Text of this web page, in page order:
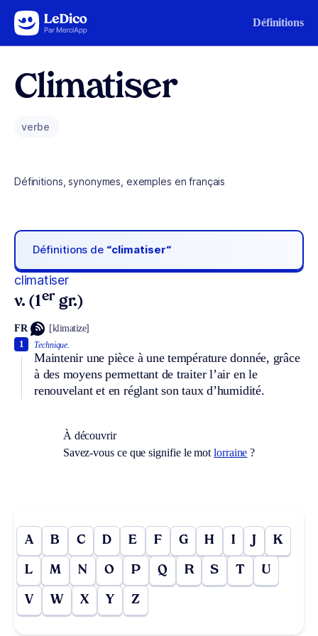
Aller au contenu Définitions
Climatiser
verbe
Définitions, synonymes, exemples en français
Définitions de “climatiser“
climatiser
v. (1er gr.)
FR [klimatize]
Technique.
Maintenir une pièce à une température donnée, grâce
à des moyens permettant de traiter l’air en le
renouvelant et en réglant son taux d’humidité.
1
À découvrir
Savez-vous ce que signifie le motlorraine ?
A B C D E F G H I J K
L M N O P Q R S T U
V W X Y Z